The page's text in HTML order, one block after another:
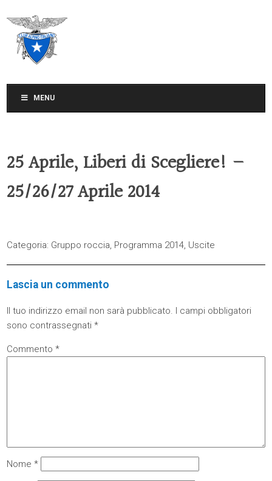
MENU
25 Aprile, Liberi di Scegliere! –
25/26/27 Aprile 2014
Categoria: Gruppo roccia, Programma 2014, Uscite
Lascia un commento
Il tuo indirizzo email non sarà pubblicato. I campi obbligatori
sono contrassegnati*
Commento*
Nome*